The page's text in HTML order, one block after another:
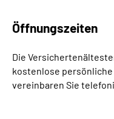
Suche
Öffnungszeiten
Die
kostenlose
vereinbaren Sie